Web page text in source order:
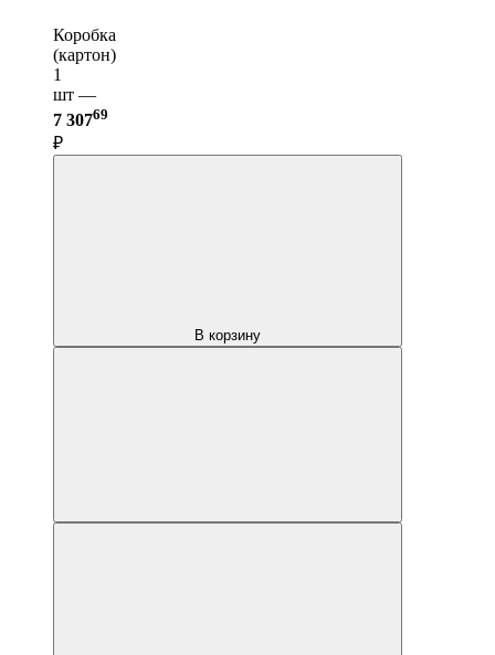
Коробка
(картон)
1
шт —
7 30769
₽
В корзину